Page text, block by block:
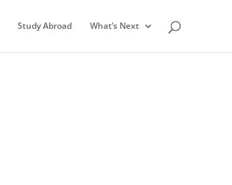
Study Abroad What’s Next